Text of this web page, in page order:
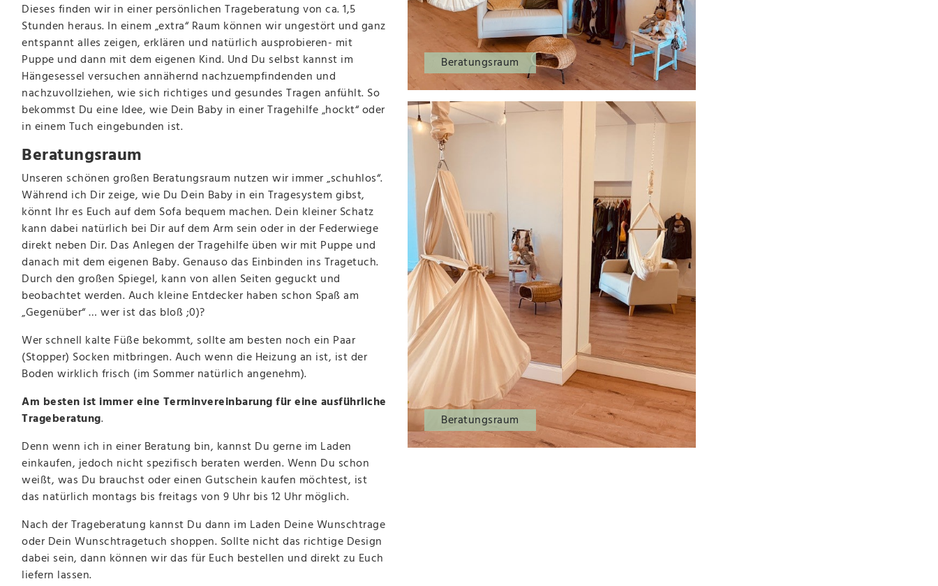
Dieses finden wir in einer persönlichen Trageberatung von ca. 1,5
Stunden heraus. In einem „extra“ Raum können wir ungestört und ganz
entspannt alles zeigen, erklären und natürlich ausprobieren- mit
Puppe und dann mit dem eigenen Kind. Und Du selbst kannst im
Hängesessel versuchen annähernd nachzuempfindenden und
nachzuvollziehen, wie sich richtiges und gesundes Tragen anfühlt. So
bekommst Du eine Idee, wie Dein Baby in einer Tragehilfe „hockt“ oder
in einem Tuch eingebunden ist.
Beratungsraum
Unseren schönen großen Beratungsraum nutzen wir immer „schuhlos“.
Während ich Dir zeige, wie Du Dein Baby in ein Tragesystem gibst,
könnt Ihr es Euch auf dem Sofa bequem machen. Dein kleiner Schatz
kann dabei natürlich bei Dir auf dem Arm sein oder in der Federwiege
direkt neben Dir. Das Anlegen der Tragehilfe üben wir mit Puppe und
danach mit dem eigenen Baby. Genauso das Einbinden ins Tragetuch.
Durch den großen Spiegel, kann von allen Seiten geguckt und
beobachtet werden. Auch kleine Entdecker haben schon Spaß am
„Gegenüber“ … wer ist das bloß ;0)?
Wer schnell kalte Füße bekommt, sollte am besten noch ein Paar
(Stopper) Socken mitbringen. Auch wenn die Heizung an ist, ist der
Boden wirklich frisch (im Sommer natürlich angenehm).
Am besten ist immer eine Terminvereinbarung für eine ausführliche
Trageberatung.
Denn wenn ich in einer Beratung bin, kannst Du gerne im Laden
einkaufen, jedoch nicht spezifisch beraten werden. Wenn Du schon
weißt, was Du brauchst oder einen Gutschein kaufen möchtest, ist
das natürlich montags bis freitags von 9 Uhr bis 12 Uhr möglich.
Nach der Trageberatung kannst Du dann im Laden Deine Wunschtrage
oder Dein Wunschtragetuch shoppen. Sollte nicht das richtige Design
dabei sein, dann können wir das für Euch bestellen und direkt zu Euch
liefern lassen.
Beratungsraum
Beratungsraum